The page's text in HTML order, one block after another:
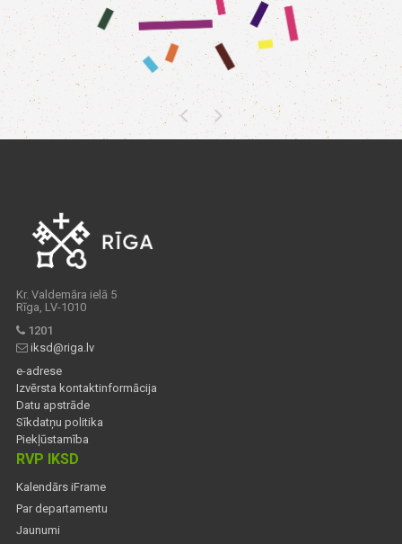
Kr. Valdemāra ielā 5
Rīga, LV-1010
1201
iksd@riga.lv
e-adrese
Izvērsta kontaktinformācija
Datu apstrāde
Sīkdatņu politika
Piekļūstamība
RVP IKSD
Kalendārs iFrame
Par departamentu
Jaunumi